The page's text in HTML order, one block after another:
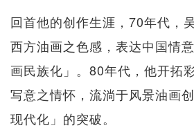
回首他的创作生涯，70年代，
西方油画之色感，表达中国情
画民族化」。80年代，他开拓
写意之情怀，流淌于风景油画
现代化」的突破。